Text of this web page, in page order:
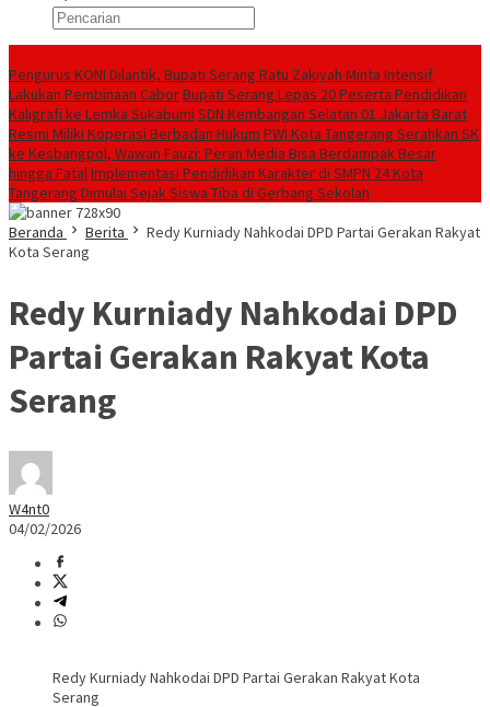
Pengurus KONI Dilantik, Bupati Serang Ratu Zakiyah Minta Intensif
Lakukan Pembinaan CaborBupati Serang Lepas 20 Peserta Pendidikan
Kaligrafi ke Lemka Sukabumi SDN Kembangan Selatan 01 Jakarta Barat
Resmi Miliki Koperasi Berbadan Hukum PWI Kota Tangerang Serahkan SK
ke Kesbangpol, Wawan Fauzi: Peran Media Bisa Berdampak Besar
hingga FatalImplementasi Pendidikan Karakter di SMPN 24 Kota
Tangerang Dimulai Sejak Siswa Tiba di Gerbang Sekolah
Beranda
Berita
Redy Kurniady Nahkodai DPD Partai Gerakan Rakyat
Kota Serang
Redy Kurniady Nahkodai DPD
Partai Gerakan Rakyat Kota
Serang
W4nt0
04/02/2026
Redy Kurniady Nahkodai DPD Partai Gerakan Rakyat Kota
Serang